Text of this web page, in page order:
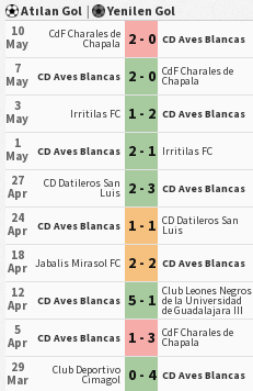
Atılan Gol | Yenilen Gol
10
May
CdF Charales de
Chapala 2 - 0 CD Aves Blancas
7
May
CD Aves Blancas 2 - 0 CdF Charales de
Chapala
3
May
Irritilas FC 1 - 2 CD Aves Blancas
1
May
CD Aves Blancas 2 - 1 Irritilas FC
27
Apr
CD Datileros San
Luis 2 - 3 CD Aves Blancas
24
Apr
CD Aves Blancas 1 - 1 CD Datileros San
Luis
18
Apr Jabalis Mirasol FC 2 - 2 CD Aves Blancas
12
Apr
CD Aves Blancas 5 - 1 Club Leones Negros
de la Universidad
de Guadalajara III
5
Apr
CD Aves Blancas 1 - 3 CdF Charales de
Chapala
29
Mar
Club Deportivo
Cimagol 0 - 4 CD Aves Blancas